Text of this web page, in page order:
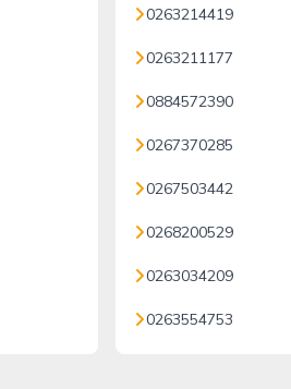
0263214419
0263211177
0884572390
0267370285
0267503442
0268200529
0263034209
0263554753